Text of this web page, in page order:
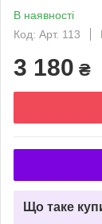
В наявності
Код: Арт. 113
3 180 ₴
Що таке